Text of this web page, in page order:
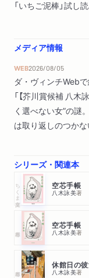
「いちご泥棒」試し
メディア情報
WEB2026/08/05
ダ・ヴィンチWebで
「【芥川賞候補 八木
く選べない女”の謎
は取り返しのつかな
シリーズ・関連本
ちくま文庫 空芯手帳
八木詠美著
空芯手帳
八木詠美著
休館日の
八木詠美著